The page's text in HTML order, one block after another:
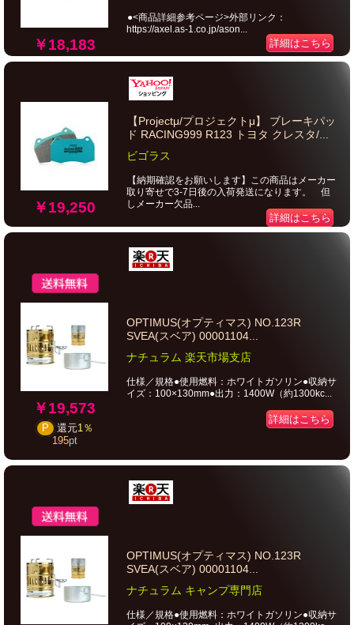
￥18,183
●<商品詳細参考ページ>外部リンク：
https://axel.as-1.co.jp/ason...
詳細はこちら
￥19,250
【Projectμ/プロジェクトμ】 ブレーキパッ
ド RACING999 R123 トヨタ クレスタ/...
ビゴラス
【納期確認をお願いします】この商品はメーカー
取り寄せで3-7日後の入荷発送になります。 但
しメーカー欠品...
詳細はこちら
￥19,573
P 還元1％
195pt
OPTIMUS(オプティマス) NO.123R
SVEA(スベア) 00001104...
ナチュラム 楽天市場支店
仕様／規格●使用燃料：ホワイトガソリン●収納サ
イズ：100×130mm●出力：1400W（約1300kc...
詳細はこちら
OPTIMUS(オプティマス) NO.123R
SVEA(スベア) 00001104...
ナチュラム キャンプ専門店
仕様／規格●使用燃料：ホワイトガソリン●収納サ